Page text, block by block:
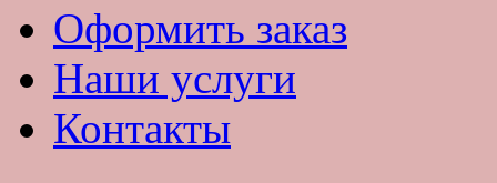
Оформить заказ
Наши услуги
Контакты